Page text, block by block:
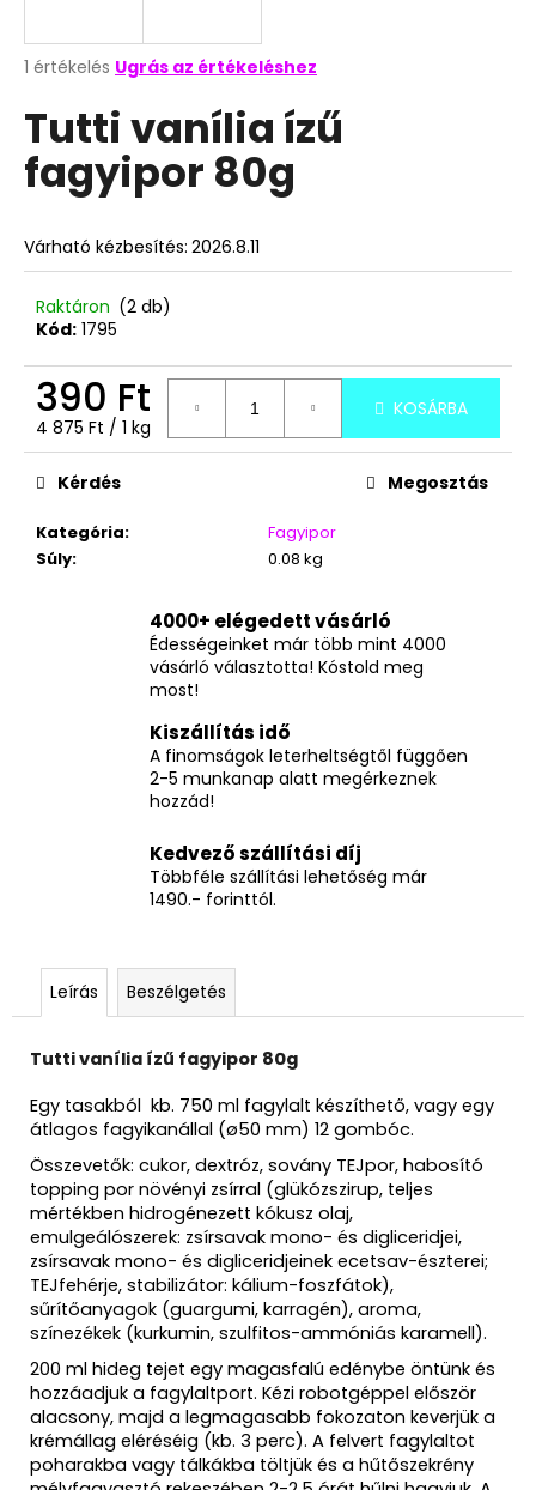
A
átlagos
értékelése
5-
ből
1 értékelés Ugrás az értékeléshez
Tutti vanília ízű
fagyipor 80g
Várható kézbesítés: 2026.8.11
Raktáron (2 db)
Kód: 1795
390 Ft
Egységár:
4 875 Ft / 1 kg
KOSÁRBA
Kategória:
Fagyipor
Súly: 0.08 kg
Kérdés Megosztás
4000+ elégedett vásárló
Édességeinket már több mint 4000
vásárló választotta! Kóstold meg
most!
Kiszállítás idő
A finomságok leterheltségtől függően
2-5 munkanap alatt megérkeznek
hozzád!
Kedvező szállítási díj
Többféle szállítási lehetőség már
1490.- forinttól.
Leírás Beszélgetés
Tutti vanília ízű fagyipor 80g
Egy tasakból kb. 750 ml fagylalt készíthető, vagy egy
átlagos fagyikanállal (ø50 mm) 12 gombóc.
Összevetők: cukor, dextróz, sovány TEJpor, habosító
topping por növényi zsírral (glükózszirup, teljes
mértékben hidrogénezett kókusz olaj,
emulgeálószerek: zsírsavak mono- és digliceridjei,
zsírsavak mono- és digliceridjeinek ecetsav-észterei;
TEJfehérje, stabilizátor: kálium-foszfátok),
sűrítőanyagok (guargumi, karragén), aroma,
színezékek (kurkumin, szulfitos-ammóniás karamell).
200 ml hideg tejet egy magasfalú edénybe öntünk és
hozzáadjuk a fagylaltport. Kézi robotgéppel először
alacsony, majd a legmagasabb fokozaton keverjük a
krémállag eléréséig (kb. 3 perc). A felvert fagylaltot
poharakba vagy tálkákba töltjük és a hűtőszekrény
A
á
n
l
k
BOCI
KOCKA
12,7G
205
Ft